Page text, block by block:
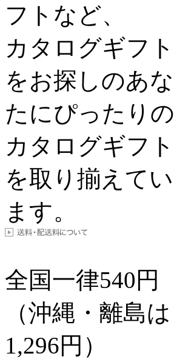
フトなど、
カタログギフト
をお探しのあな
たにぴったりの
カタログギフト
を取り揃えてい
ます。
全国一律540円
（沖縄・離島は
1,296円）